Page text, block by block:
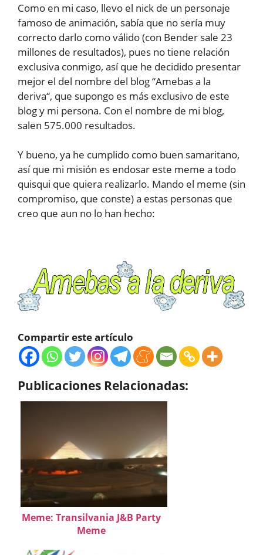
Como en mi caso, llevo el nick de un personaje
famoso de animación, sabía que no sería muy
correcto darlo como válido (con Bender sale 23
millones de resultados), pues no tiene relación
exclusiva conmigo, así que he decidido presentar
mejor el del nombre del blog “Amebas a la
deriva“, que supongo es más exclusivo de este
blog y mi persona. Con el nombre de mi blog,
salen 575.000 resultados.
Y bueno, ya he cumplido como buen samaritano,
así que mi misión es endosar este meme a todo
quisqui que quiera realizarlo. Mando el meme (sin
compromiso, que conste) a estas personas que
creo que aun no lo han hecho:
Compartir este artículo
Publicaciones Relacionadas:
Meme: Transilvania J&B Party
Meme